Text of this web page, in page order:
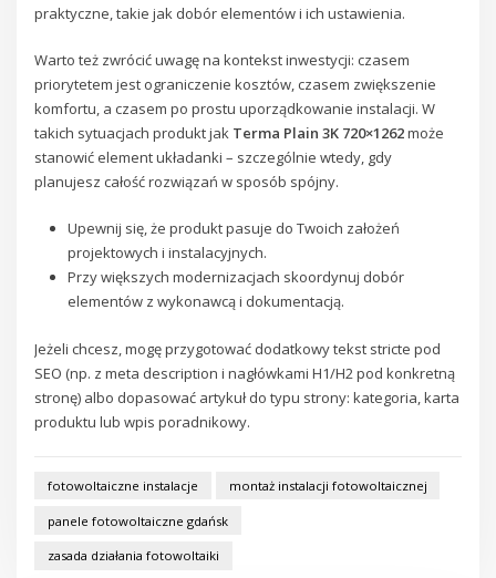
praktyczne, takie jak dobór elementów i ich ustawienia.
Warto też zwrócić uwagę na kontekst inwestycji: czasem
priorytetem jest ograniczenie kosztów, czasem zwiększenie
komfortu, a czasem po prostu uporządkowanie instalacji. W
takich sytuacjach produkt jak Terma Plain 3K 720×1262może
stanowić element układanki – szczególnie wtedy, gdy
planujesz całość rozwiązań w sposób spójny.
Upewnij się, że produkt pasuje do Twoich założeń
projektowych i instalacyjnych.
Przy większych modernizacjach skoordynuj dobór
elementów z wykonawcą i dokumentacją.
Jeżeli chcesz, mogę przygotować dodatkowy tekst stricte pod
SEO (np. z meta description i nagłówkami H1/H2 pod konkretną
stronę) albo dopasować artykuł do typu strony: kategoria, karta
produktu lub wpis poradnikowy.
fotowoltaiczne instalacje montaż instalacji fotowoltaicznej
panele fotowoltaiczne gdańsk
zasada działania fotowoltaiki